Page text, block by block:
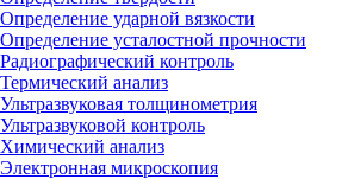
Определение ударной вязкости
Определение усталостной прочности
Радиографический контроль
Термический анализ
Ультразвуковая толщинометрия
Ультразвуковой контроль
Химический анализ
Электронная микроскопия